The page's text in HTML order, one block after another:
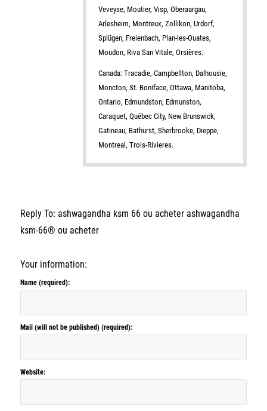
Veveyse, Moutier, Visp, Oberaargau,
Arlesheim, Montreux, Zollikon, Urdorf,
Splügen, Freienbach, Plan-les-Ouates,
Moudon, Riva San Vitale, Orsières.
Canada: Tracadie, Campbellton, Dalhousie,
Moncton, St. Boniface, Ottawa, Manitoba,
Ontario, Edmundston, Edmunston,
Caraquet, Québec City, New Brunswick,
Gatineau, Bathurst, Sherbrooke, Dieppe,
Montreal, Trois-Rivieres.
Reply To: ashwagandha ksm 66 ou acheter ashwagandha
ksm-66® ou acheter
Your information:
Name (required):
Mail (will not be published) (required):
Website: